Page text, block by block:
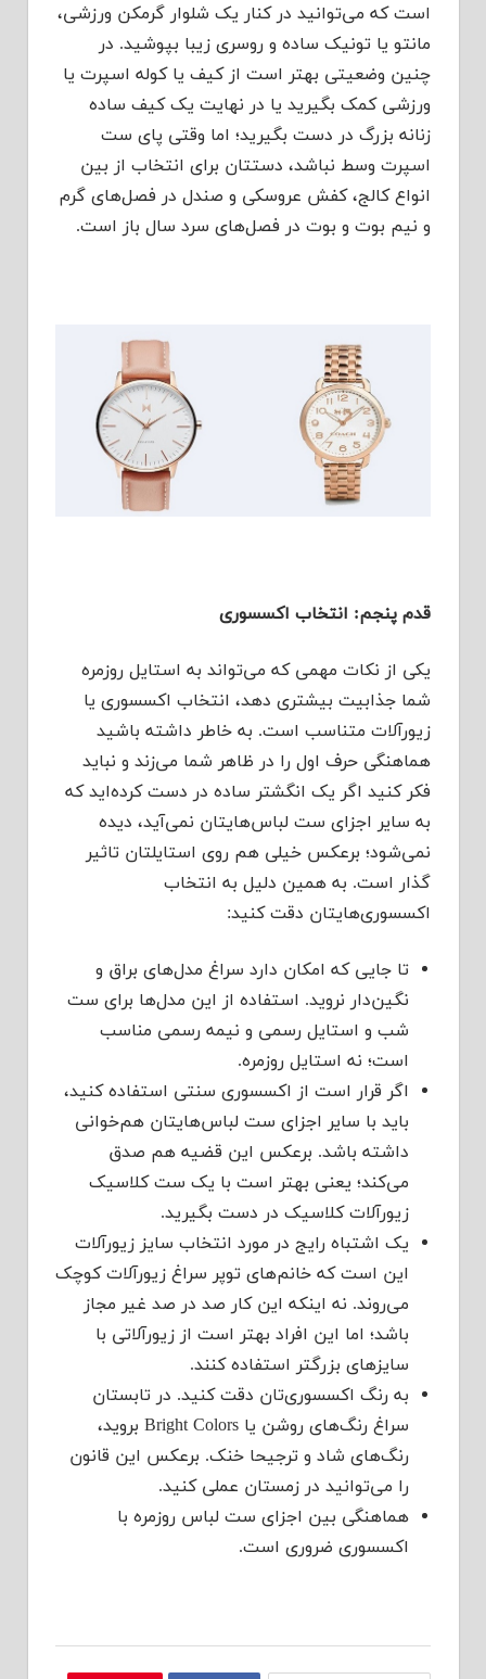
است که می‌توانید در کنار یک شلوار گرمکن ورزشی،
مانتو یا تونیک ساده و روسری زیبا بپوشید. در
چنین وضعیتی بهتر است از کیف یا کوله اسپرت یا
ورزشی کمک بگیرید یا در نهایت یک کیف ساده
زنانه بزرگ در دست بگیرید؛ اما وقتی پای ست
اسپرت وسط نباشد، دستتان برای انتخاب از بین
انواع کالج، کفش عروسکی و صندل در فصل‌های گرم
و نیم بوت و بوت در فصل‌های سرد سال باز است.
قدم پنجم: انتخاب اکسسوری
یکی از نکات مهمی که می‌تواند به استایل روزمره
شما جذابیت بیشتری دهد، انتخاب اکسسوری یا
زیورآلات متناسب است. به خاطر داشته باشید
هماهنگی حرف اول را در ظاهر شما می‌زند و نباید
فکر کنید اگر یک انگشتر ساده در دست کرده‌اید که
به سایر اجزای ست لباس‌هایتان نمی‌‌آید، دیده
نمی‌شود؛ برعکس خیلی هم روی استایلتان تاثیر
گذار است. به همین دلیل به انتخاب
اکسسوری‌هایتان دقت کنید:
تا جایی که امکان دارد سراغ مدل‌های براق و
نگین‌دار نروید. استفاده از این مدل‌ها برای ست
شب و استایل رسمی و نیمه رسمی مناسب
است؛ نه استایل روزمره.
اگر قرار است از اکسسوری سنتی استفاده کنید،
باید با سایر اجزای ست لباس‌هایتان هم‌خوانی
داشته باشد. برعکس این قضیه هم صدق
می‌کند؛ یعنی بهتر است با یک ست کلاسیک
زیورآلات کلاسیک در دست بگیرید.
یک اشتباه رایج در مورد انتخاب سایز زیورآلات
این است که خانم‌های توپر سراغ زیورآلات کوچک
می‌روند. نه اینکه این کار صد در صد غیر مجاز
باشد؛ اما این افراد بهتر است از زیورآلاتی با
سایزهای بزرگتر استفاده کنند.
به رنگ اکسسوری‌تان دقت کنید. در تابستان
سراغ رنگ‌های روشن یا Bright Colors بروید،
رنگ‌های شاد و ترجیحا خنک. برعکس این قانون
را می‌توانید در زمستان عملی کنید.
هماهنگی بین اجزای ست لباس روزمره با
اکسسوری ضروری است.